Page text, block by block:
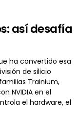
así desafía
ha convertido esa
de silicio
Trainium,
NVIDIA en el
el hardware, el